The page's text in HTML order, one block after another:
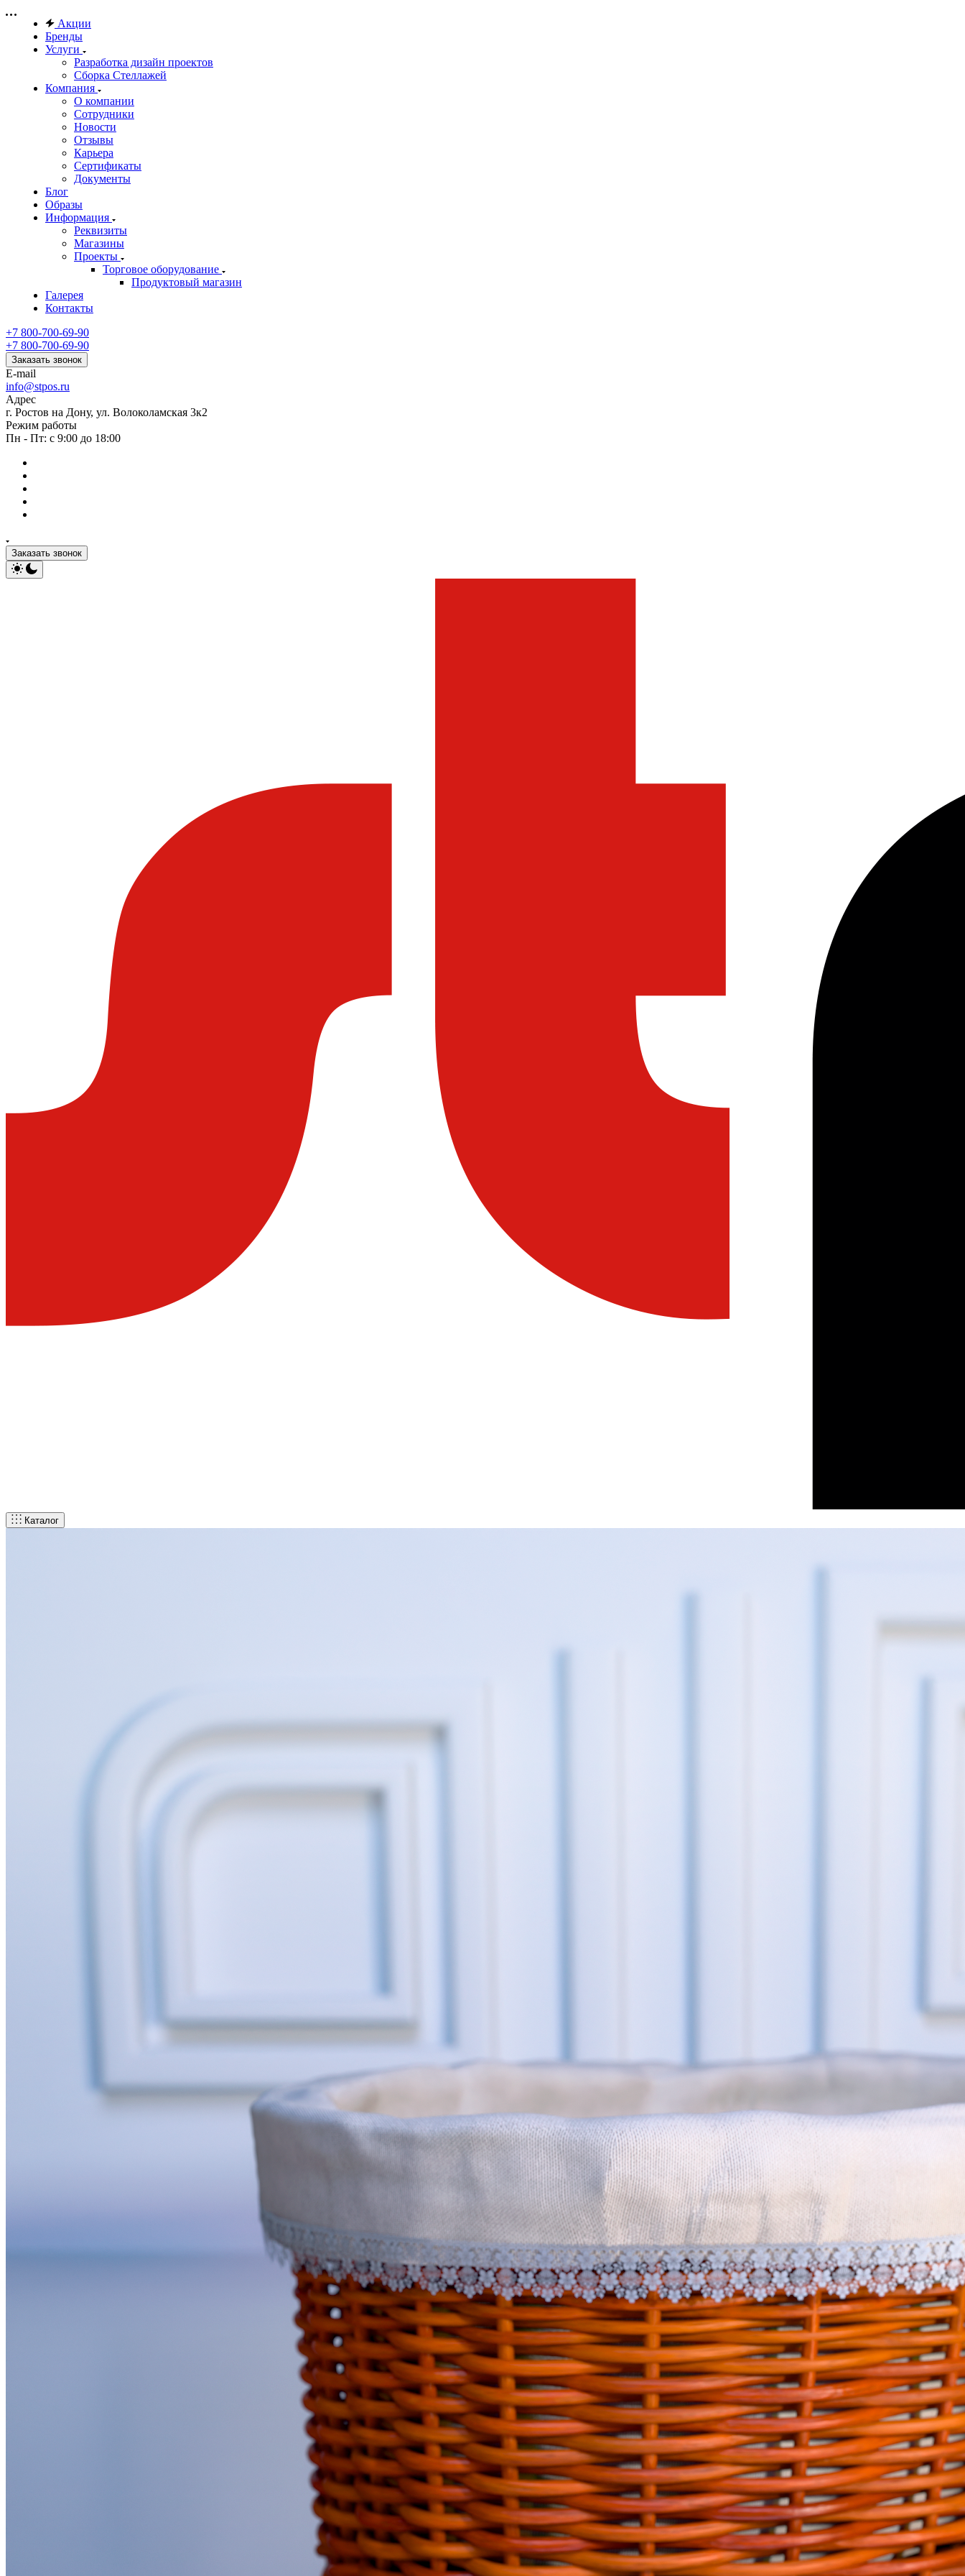
Акции
Бренды
Услуги
Разработка дизайн проектов
Сборка Стеллажей
Компания
О компании
Сотрудники
Новости
Отзывы
Карьера
Сертификаты
Документы
Блог
Образы
Информация
Реквизиты
Магазины
Проекты
Торговое оборудование
Продуктовый магазин
Галерея
Контакты
+7 800-700-69-90
+7 800-700-69-90
Заказать звонок
E-mail
info@stpos.ru
Адрес
г. Ростов на Дону, ул. Волоколамская 3к2
Режим работы
Пн - Пт: с 9:00 до 18:00
Заказать звонок
Каталог